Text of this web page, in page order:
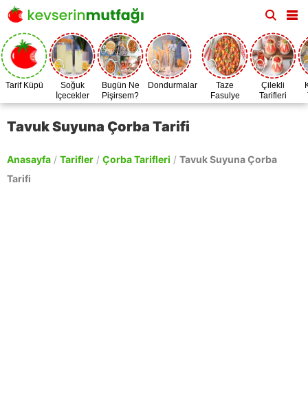
Tarif Küpü
Soğuk
İçecekler
Bugün Ne
Pişirsem?
Dondurmalar
Taze
Fasulye
Zamanı
Çilekli
Tarifleri
Tavuk Suyuna Çorba Tarifi
Anasayfa / Tarifler / Çorba Tarifleri / Tavuk Suyuna Çorba
Tarifi